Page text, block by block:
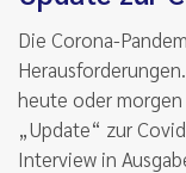
Die Corona-
heute oder
„Update“ zur
Interview in